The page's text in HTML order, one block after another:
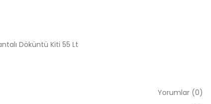
Döküntü Kiti 55 Lt
Yorumlar (0)